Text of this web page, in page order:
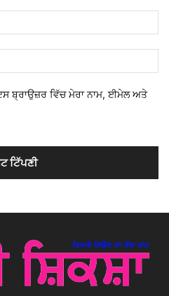
ਬ੍ਰਾਉਜ਼ਰ ਵਿੱਚ ਮੇਰਾ ਨਾਮ, ਈਮੇਲ ਅਤੇ